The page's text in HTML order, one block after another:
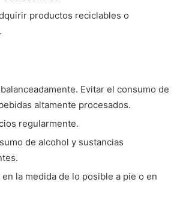
productos reciclables o
Evitar el consumo de
altamente procesados.
regularmente.
de alcohol y sustancias
la medida de lo posible a pie o en